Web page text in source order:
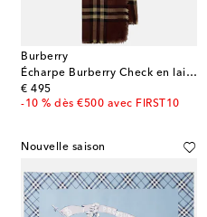
Burberry
Écharpe Burberry Check en laine et soie
€ 495
original price
-10 % dès €500 avec FIRST10
Nouvelle saison